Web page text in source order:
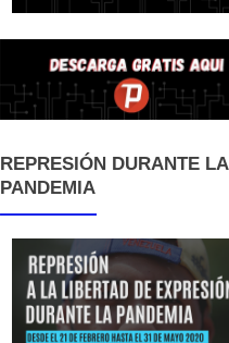
REPRESIÓN DURANTE LA
PANDEMIA